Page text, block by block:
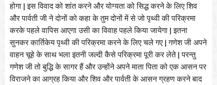
होगा |इस विवाद को शांत करने और योग्यता को सिद्ध करने के लिए शिव
और पार्वती जी ने दोनों को कहा के तुम दोनों में से जो पृथ्वी की परिक्रमा
करके पहले वापिस आएगा उसी का विवाह पहले किया जायेगा |इतना
सुनकर कार्तिकेय पृथ्वी की परिक्रमा करने के लिए चले गए |गणेश जी अपने
वाहन चूहे के साथ भला इतनी जल्दी कैसे परिक्रमा पूरी कर लेते |परन्तु
गणेश जी तो बुद्धि के सागर हैं और उन्होंने अपने माता पिता को एक आसन पर
विराजने का आग्रह किया और शिव और पार्वती के आसन ग्रहण करने बाद